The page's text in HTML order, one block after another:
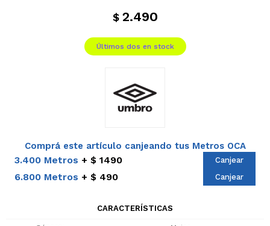
$ 2.490
Últimos dos en stock
Comprá este artículo canjeando tus Metros OCA
3.400 Metros $ 1490 Canjear
6.800 Metros $ 490 Canjear
CARACTERÍSTICAS